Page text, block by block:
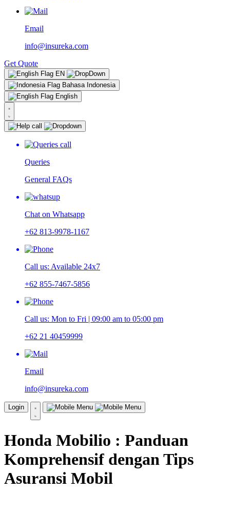
Email
info@insureka.com
Get Quote
EN
Bahasa Indonesia
English
Queries
General FAQs
Chat on Whatsapp
+62 813-9978-1167
Call us: Available 24x7
+62 855-7467-5856
Call us: Mon to Fri | 09:00 am to 05:00 pm
+62 21 40459999
Email
info@insureka.com
Login
Honda Mobilio : Panduan
Komprehensif dengan Tips
Asuransi Mobil